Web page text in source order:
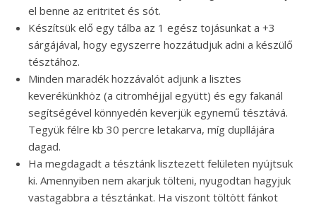
el benne az eritritet és sót.
Készítsük elő egy tálba az 1 egész tojásunkat a +3
sárgájával, hogy egyszerre hozzátudjuk adni a készülő
tésztához.
Minden maradék hozzávalót adjunk a lisztes
keverékünkhöz (a citromhéjjal együtt) és egy fakanál
segítségével könnyedén keverjük egynemű tésztává.
Tegyük félre kb 30 percre letakarva, míg dupllájára
dagad.
Ha megdagadt a tésztánk lisztezett felületen nyújtsuk
ki. Amennyiben nem akarjuk tölteni, nyugodtan hagyjuk
vastagabbra a tésztánkat. Ha viszont töltött fánkot